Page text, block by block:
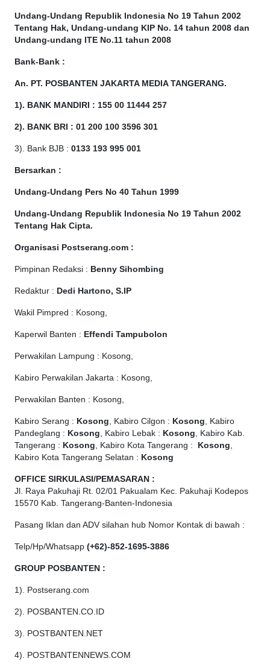
Undang-Undang Republik Indonesia No 19 Tahun 2002
Tentang Hak, Undang-undang KIP No. 14 tahun 2008 dan
Undang-undang ITE No.11 tahun 2008
Bank-Bank :
An. PT. POSBANTEN JAKARTA MEDIA TANGERANG.
1). BANK MANDIRI : 155 00 11444 257
2). BANK BRI : 01 200 100 3596 301
3). Bank BJB : 0133 193 995 001
Bersarkan :
Undang-Undang Pers No 40 Tahun 1999
Undang-Undang Republik Indonesia No 19 Tahun 2002
Tentang Hak Cipta.
Organisasi Postserang.com :
Pimpinan Redaksi : Benny Sihombing
Redaktur : Dedi Hartono, S.IP
Wakil Pimpred : Kosong,
Kaperwil Banten : Effendi Tampubolon
Perwakilan Lampung : Kosong,
Kabiro Perwakilan Jakarta : Kosong,
Perwakilan Banten : Kosong,
Kabiro Serang : Kosong, Kabiro Cilgon : Kosong, Kabiro
Pandeglang : Kosong, Kabiro Lebak : Kosong, Kabiro Kab.
Tangerang : Kosong, Kabiro Kota Tangerang : Kosong,
Kabiro Kota Tangerang Selatan : Kosong
OFFICE SIRKULASI/PEMASARAN :
Jl. Raya Pakuhaji Rt. 02/01 Pakualam Kec. Pakuhaji Kodepos
15570 Kab. Tangerang-Banten-Indonesia
Pasang Iklan dan ADV silahan hub Nomor Kontak di bawah :
Telp/Hp/Whatsapp (+62)-852-1695-3886
GROUP POSBANTEN :
1). Postserang.com
2). POSBANTEN.CO.ID
3). POSTBANTEN.NET
4). POSTBANTENNEWS.COM